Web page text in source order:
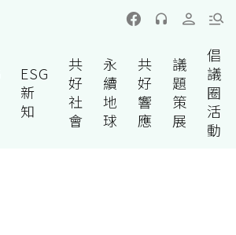
ESG
新
知
共
好
社
會
永
續
地
球
共
好
響
應
議
題
策
展
倡
議
圈
活
動